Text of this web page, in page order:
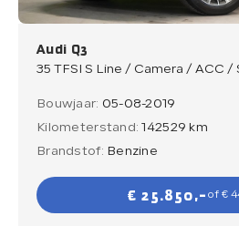
Audi Q3
35 TFSI S Line / Camera / ACC
Bouwjaar: 05-08-2019
Kilometerstand:142529 km
Brandstof: Benzine
€ 25.850,- of €